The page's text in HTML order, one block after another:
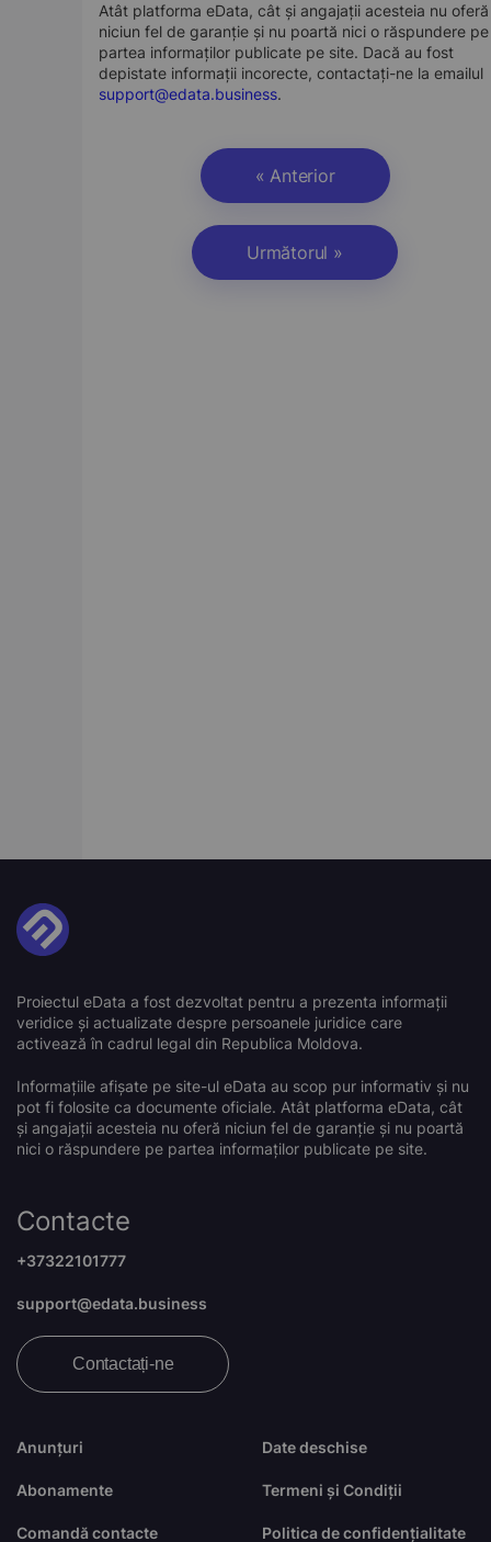
Atât platforma eData, cât și angajații acesteia nu oferă
niciun fel de garanție și nu poartă nici o răspundere pe
partea informaților publicate pe site. Dacă au fost
depistate informații incorecte, contactați-ne la emailul
support@edata.business.
« Anterior
Următorul »
Proiectul eData a fost dezvoltat pentru a prezenta informații
veridice și actualizate despre persoanele juridice care
activează în cadrul legal din Republica Moldova.
Informațiile afișate pe site-ul eData au scop pur informativ și nu
pot fi folosite ca documente oficiale. Atât platforma eData, cât
și angajații acesteia nu oferă niciun fel de garanție și nu poartă
nici o răspundere pe partea informaților publicate pe site.
Anunțuri
Abonamente
Comandă contacte
Date deschise
Termeni și Condiții
Politica de confidențialitate
Contacte
+37322101777
support@edata.business
Contactați-ne